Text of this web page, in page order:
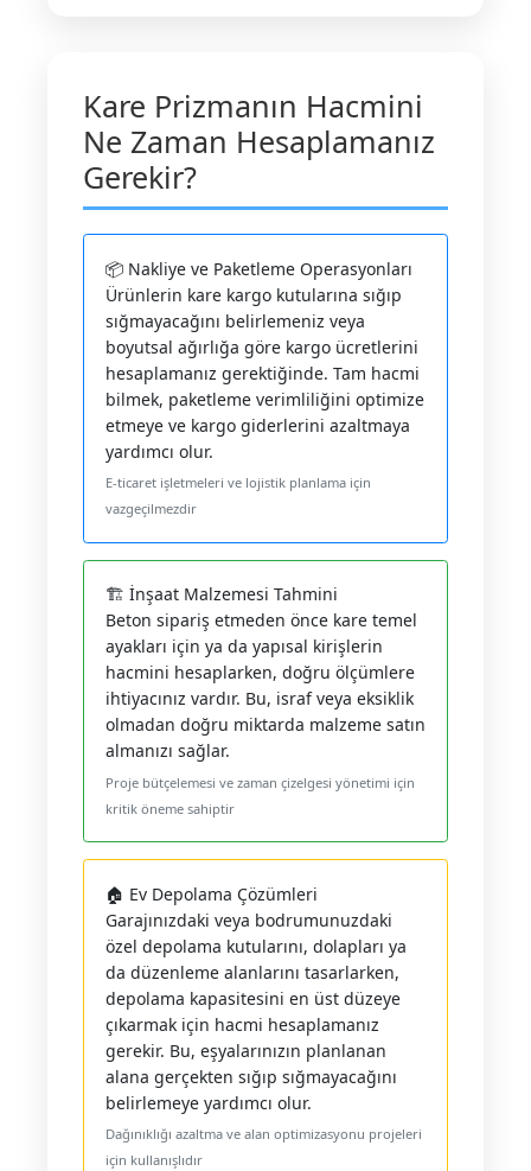
Kare Prizmanın Hacmini
Ne Zaman Hesaplamanız
Gerekir?
📦 Nakliye ve Paketleme Operasyonları
Ürünlerin kare kargo kutularına sığıp
sığmayacağını belirlemeniz veya
boyutsal ağırlığa göre kargo ücretlerini
hesaplamanız gerektiğinde. Tam hacmi
bilmek, paketleme verimliliğini optimize
etmeye ve kargo giderlerini azaltmaya
yardımcı olur.
E-ticaret işletmeleri ve lojistik planlama için
vazgeçilmezdir
🏗️ İnşaat Malzemesi Tahmini
Beton sipariş etmeden önce kare temel
ayakları için ya da yapısal kirişlerin
hacmini hesaplarken, doğru ölçümlere
ihtiyacınız vardır. Bu, israf veya eksiklik
olmadan doğru miktarda malzeme satın
almanızı sağlar.
Proje bütçelemesi ve zaman çizelgesi yönetimi için
kritik öneme sahiptir
🏠 Ev Depolama Çözümleri
Garajınızdaki veya bodrumunuzdaki
özel depolama kutularını, dolapları ya
da düzenleme alanlarını tasarlarken,
depolama kapasitesini en üst düzeye
çıkarmak için hacmi hesaplamanız
gerekir. Bu, eşyalarınızın planlanan
alana gerçekten sığıp sığmayacağını
belirlemeye yardımcı olur.
Dağınıklığı azaltma ve alan optimizasyonu projeleri
için kullanışlıdır